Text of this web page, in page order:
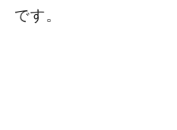
です。